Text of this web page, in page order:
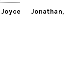
Jonathan,